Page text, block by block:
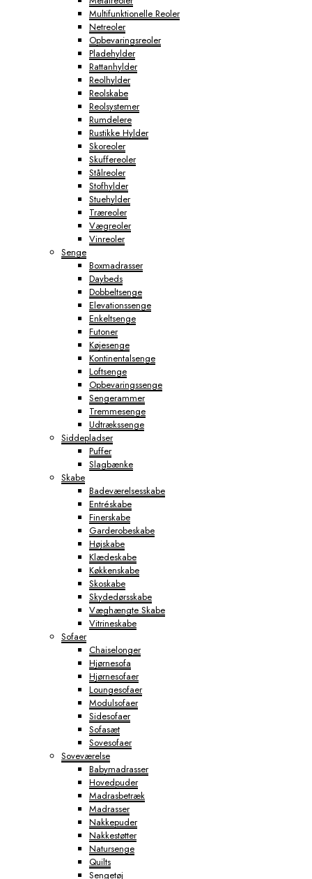
Multifunktionelle Reoler
Netreoler
Opbevaringsreoler
Pladehylder
Rattanhylder
Reolhylder
Reolskabe
Reolsystemer
Rumdelere
Rustikke Hylder
Skoreoler
Skuffereoler
Stålreoler
Stofhylder
Stuehylder
Træreoler
Vægreoler
Vinreoler
Senge
Boxmadrasser
Daybeds
Dobbeltsenge
Elevationssenge
Enkeltsenge
Futoner
Køjesenge
Kontinentalsenge
Loftsenge
Opbevaringssenge
Sengerammer
Tremmesenge
Udtrækssenge
Siddepladser
Puffer
Slagbænke
Skabe
Badeværelsesskabe
Entréskabe
Finerskabe
Garderobeskabe
Højskabe
Klædeskabe
Køkkenskabe
Skoskabe
Skydedørsskabe
Væghængte Skabe
Vitrineskabe
Sofaer
Chaiselonger
Hjørnesofa
Hjørnesofaer
Loungesofaer
Modulsofaer
Sidesofaer
Sofasæt
Sovesofaer
Soveværelse
Babymadrasser
Hovedpuder
Madrasbetræk
Madrasser
Nakkepuder
Nakkestøtter
Natursenge
Quilts
Sengetøj